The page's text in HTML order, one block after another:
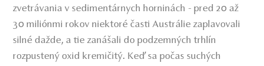
zvetrávania v sedimentárnych horninách - pred 20 až
30 miliónmi rokov niektoré časti Austrálie zaplavovali
silné dažde, a tie zanášali do podzemných trhlín
rozpustený oxid kremičitý. Keď sa počas suchých